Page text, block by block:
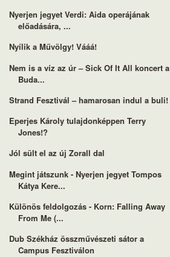
Nyerjen jegyet Verdi: Aida operájának
előadására, ...
Nyílik a Művölgy! Vááá!
Nem is a víz az úr – Sick Of It All koncert a
Buda...
Strand Fesztivál – hamarosan indul a buli!
Eperjes Károly tulajdonképpen Terry
Jones!?
Jól sült el az új Zorall dal
Megint játszunk - Nyerjen jegyet Tompos
Kátya Kere...
Különös feldolgozás - Korn: Falling Away
From Me (...
Dub Székház összművészeti sátor a
Campus Fesztiválon